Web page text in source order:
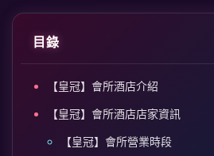
目錄
【皇冠】會所酒店介紹
【皇冠】會所酒店店家資訊
【皇冠】會所營業時段